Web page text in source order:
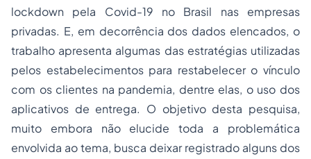
lockdown pela Covid-19 no Brasil nas empresas
privadas. E, em decorrência dos dados elencados, o
trabalho apresenta algumas das estratégias utilizadas
pelos estabelecimentos para restabelecer o vínculo
com os clientes na pandemia, dentre elas, o uso dos
aplicativos de entrega. O objetivo desta pesquisa,
muito embora não elucide toda a problemática
envolvida ao tema, busca deixar registrado alguns dos